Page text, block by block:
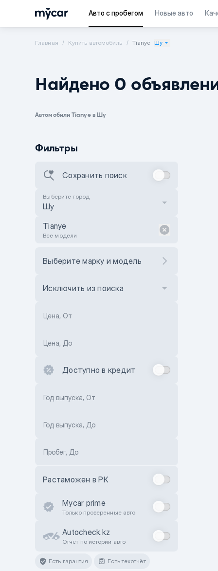
Авто с пробегом Новые авто
Главная Купить автомобиль Tianye Шу
Найдено 0
Автомобили Tianye в Шу
Фильтры
Сохранить поиск
Выберите город
Шу
Tianye
Все модели
Выберите марку и модель
Исключить из поиска
Цена, От
Цена, До
Доступно в кредит
Год выпуска, От
Год выпуска, До
Пробег, До
Растаможен в РК
Mycar prime
Только проверенные авто
Autocheck.kz
Отчет по истории авто
Есть гарантия Есть техотчёт